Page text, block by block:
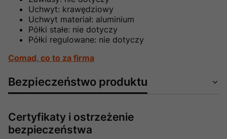
Uchwyt: krawędziowy
Uchwyt materiał: aluminium
Półki stałe: nie dotyczy
Półki regulowane: nie dotyczy
Comad, co to za firma
Bezpieczeństwo produktu
Certyfikaty i ostrzeżenie
bezpieczeństwa